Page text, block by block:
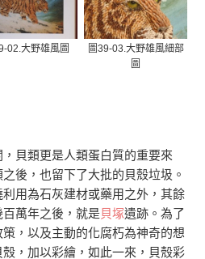
02.大野雄風圖
圖39-03.大野雄風細部
圖
貝類更是人類蛋白質的重要來
後，也留下了大批的貝殼垃圾。
用為石灰建材或藥用之外，其餘
萬年之後，就是貝塚遺跡。為了
，以及主動的化腐朽為神奇的想
，加以彩繪，如此一來，貝殼彩